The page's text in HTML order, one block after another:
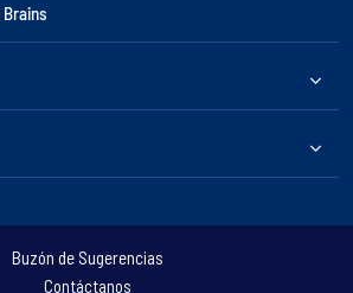
Buzón de Sugerencias
Contáctanos